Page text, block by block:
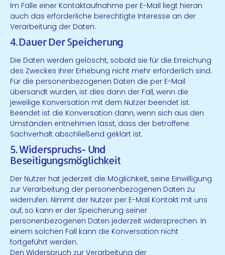
Im Falle einer Kontaktaufnahme per E-Mail liegt hieran
auch das erforderliche berechtigte Interesse an der
Verarbeitung der Daten.
4. Dauer Der Speicherung
Die Daten werden gelöscht, sobald sie für die Erreichung
des Zweckes ihrer Erhebung nicht mehr erforderlich sind.
Für die personenbezogenen Daten die per E-Mail
übersandt wurden, ist dies dann der Fall, wenn die
jeweilige Konversation mit dem Nutzer beendet ist.
Beendet ist die Konversation dann, wenn sich aus den
Umständen entnehmen lässt, dass der betroffene
Sachverhalt abschließend geklärt ist.
5. Widerspruchs- Und
Beseitigungsmöglichkeit
Der Nutzer hat jederzeit die Möglichkeit, seine Einwilligung
zur Verarbeitung der personenbezogenen Daten zu
widerrufen. Nimmt der Nutzer per E-Mail Kontakt mit uns
auf, so kann er der Speicherung seiner
personenbezogenen Daten jederzeit widersprechen. In
einem solchen Fall kann die Konversation nicht
fortgeführt werden.
Den Widerspruch zur Verarbeitung der